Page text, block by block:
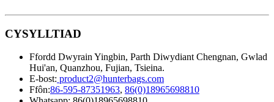
CYSYLLTIAD
Ffordd Dwyrain Yingbin, Parth Diwydiant Chengnan, Gwlad
Hui'an, Quanzhou, Fujian, Tsieina.
E-bost: product2@hunterbags.com
Ffôn:86-595-87351963, 86(0)18965698810